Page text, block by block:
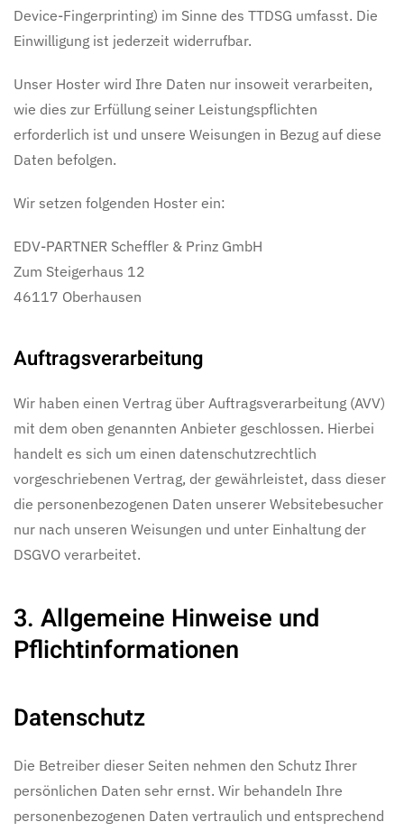
Device-Fingerprinting) im Sinne des TTDSG umfasst. Die
Einwilligung ist jederzeit widerrufbar.
Unser Hoster wird Ihre Daten nur insoweit verarbeiten,
wie dies zur Erfüllung seiner Leistungspflichten
erforderlich ist und unsere Weisungen in Bezug auf diese
Daten befolgen.
Wir setzen folgenden Hoster ein:
EDV-PARTNER Scheffler & Prinz GmbH
Zum Steigerhaus 12
46117 Oberhausen
Auftragsverarbeitung
Wir haben einen Vertrag über Auftragsverarbeitung (AVV)
mit dem oben genannten Anbieter geschlossen. Hierbei
handelt es sich um einen datenschutzrechtlich
vorgeschriebenen Vertrag, der gewährleistet, dass dieser
die personenbezogenen Daten unserer Websitebesucher
nur nach unseren Weisungen und unter Einhaltung der
DSGVO verarbeitet.
3. Allgemeine Hinweise und
Pflicht­informationen
Datenschutz
Die Betreiber dieser Seiten nehmen den Schutz Ihrer
persönlichen Daten sehr ernst. Wir behandeln Ihre
personenbezogenen Daten vertraulich und entsprechend